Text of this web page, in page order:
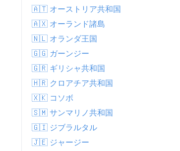
🇦🇹 オーストリア共和国
🇦🇽 オーランド諸島
🇳🇱 オランダ王国
🇬🇬 ガーンジー
🇬🇷 ギリシャ共和国
🇭🇷 クロアチア共和国
🇽🇰 コソボ
🇸🇲 サンマリノ共和国
🇬🇮 ジブラルタル
🇯🇪 ジャージー